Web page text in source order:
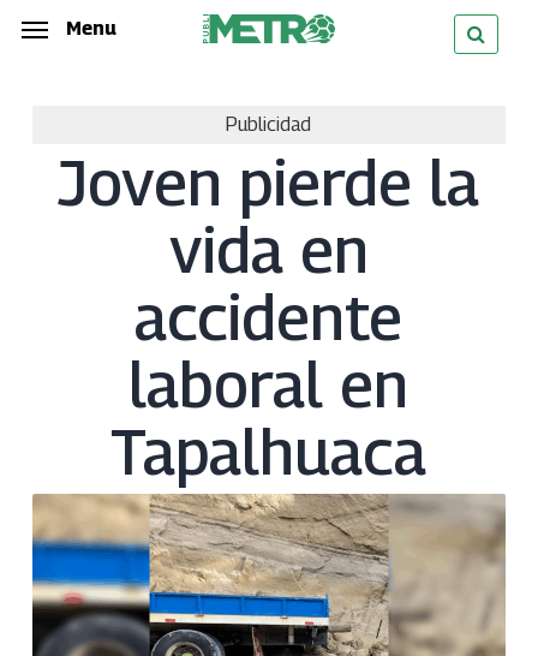
Skip
Menu
Publicidad
Joven pierde la
vida en
accidente
laboral en
Tapalhuaca
Menu